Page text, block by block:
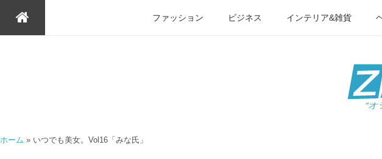
ファッション ビジネス インテリア&雑貨
ホーム » いつでも美女。Vol16「みな氏」